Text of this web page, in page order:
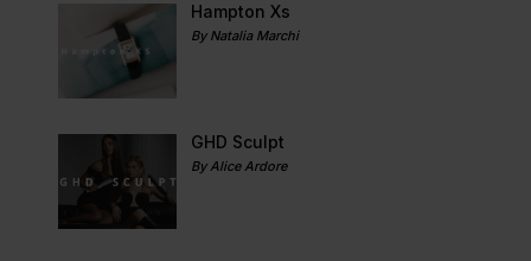
Hampton Xs
By Natalia Marchi
GHD Sculpt
By Alice Ardore